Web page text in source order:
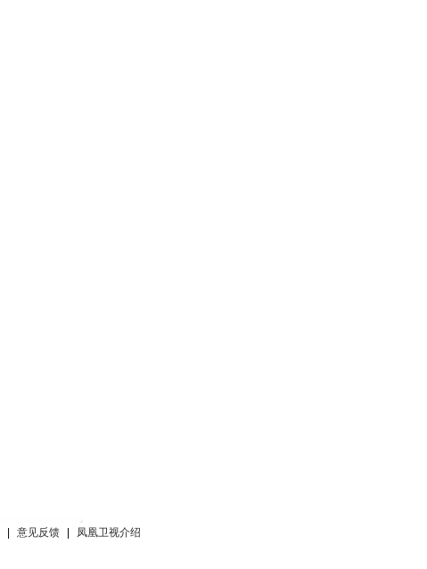
意见反馈
凤凰卫视介绍